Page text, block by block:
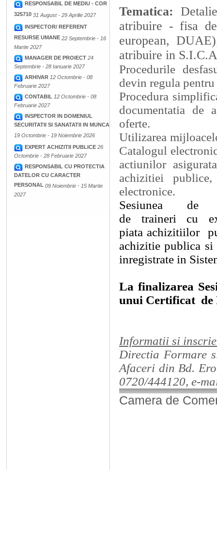
RESPONSABIL DE MEDIU - COR
325710 31 August - 29 Aprilie 2027
INSPECTOR/ REFERENT
RESURSE UMANE 22 Septembrie - 16
Martie 2027
MANAGER DE PROIECT 24
Septembrie - 28 Ianuarie 2027
ARHIVAR 12 Octombrie - 08
Februarie 2027
CONTABIL 12 Octombrie - 08
Februarie 2027
INSPECTOR IN DOMENIUL
SECURITATII SI SANATATII IN MUNCA
19 Octombrie - 19 Noiembrie 2026
EXPERT ACHIZITII PUBLICE 26
Octombrie - 28 Februarie 2027
RESPONSABIL CU PROTECTIA
DATELOR CU CARACTER
PERSONAL 09 Noiembrie - 15 Martie
2027
Tematica:
atribuire - fisa
european,
atribuire in
Procedurile
devin regula
Procedura
documentatia de
oferte.
Utilizarea
Catalogul
actiunilor
achizitiei
electronice.
Sesiunea de
de traineri cu
piata achizitiilor
achizitie publica
inregistrate in
La finalizarea
unui Certificat
Informatii si
Directia Formare
Afaceri din Bd.
0720/444120, e-
Camera de